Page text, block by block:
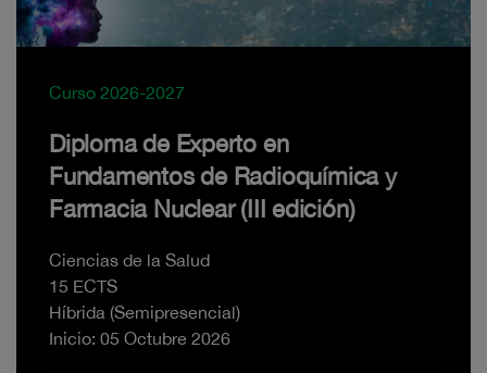
Curso 2026-2027
Diploma de Experto en
Fundamentos de Radioquímica y
Farmacia Nuclear (III edición)
Ciencias de la Salud
15 ECTS
Híbrida (Semipresencial)
Inicio: 05 Octubre 2026